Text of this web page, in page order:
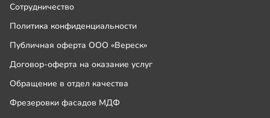
Сотрудничество
Политика конфиденциальности
Публичная оферта ООО «Вереск»
Договор-оферта на оказание услуг
Обращение в отдел качества
Фрезеровки фасадов МДФ